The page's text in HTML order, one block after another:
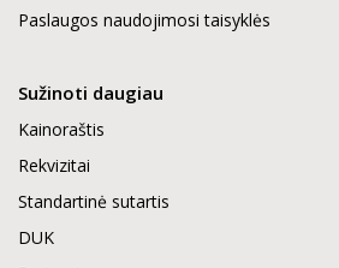
Paslaugos naudojimosi taisyklės
Sužinoti daugiau
Kainoraštis
Rekvizitai
Standartinė sutartis
DUK